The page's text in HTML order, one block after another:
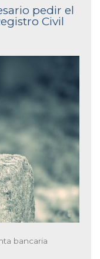
pedir el
Civil
bancaria